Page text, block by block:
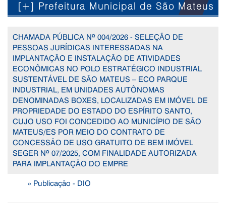
[+] Prefeitura Municipal de São Mateus
CHAMADA PÚBLICA Nº 004/2026 - SELEÇÃO DE
PESSOAS JURÍDICAS INTERESSADAS NA
IMPLANTAÇÃO E INSTALAÇÃO DE ATIVIDADES
ECONÔMICAS NO POLO ESTRATÉGICO INDUSTRIAL
SUSTENTÁVEL DE SÃO MATEUS – ECO PARQUE
INDUSTRIAL, EM UNIDADES AUTÔNOMAS
DENOMINADAS BOXES, LOCALIZADAS EM IMÓVEL DE
PROPRIEDADE DO ESTADO DO ESPÍRITO SANTO,
CUJO USO FOI CONCEDIDO AO MUNICÍPIO DE SÃO
MATEUS/ES POR MEIO DO CONTRATO DE
CONCESSÃO DE USO GRATUITO DE BEM IMÓVEL
SEGER Nº 07/2025, COM FINALIDADE AUTORIZADA
PARA IMPLANTAÇÃO DO EMPRE
» Publicação - DIO